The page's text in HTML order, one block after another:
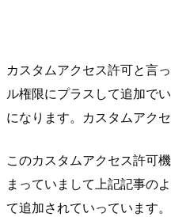
カスタムアクセス許可と言
ル権限にプラスして追加で
になります。カスタムアクセ
このカスタムアクセス許可
まっていまして上記記事の
て追加されていっています。